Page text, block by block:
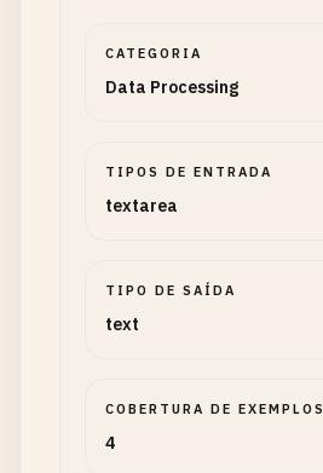
CATEGORIA
Data Processing
TIPOS DE ENTRADA
textarea
TIPO DE SAÍDA
text
COBERTURA DE EXEMPLOS
4